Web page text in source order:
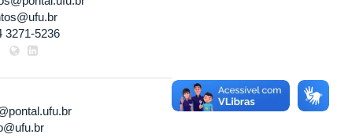
3271-5236